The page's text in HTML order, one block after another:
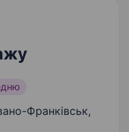
Франківськ,